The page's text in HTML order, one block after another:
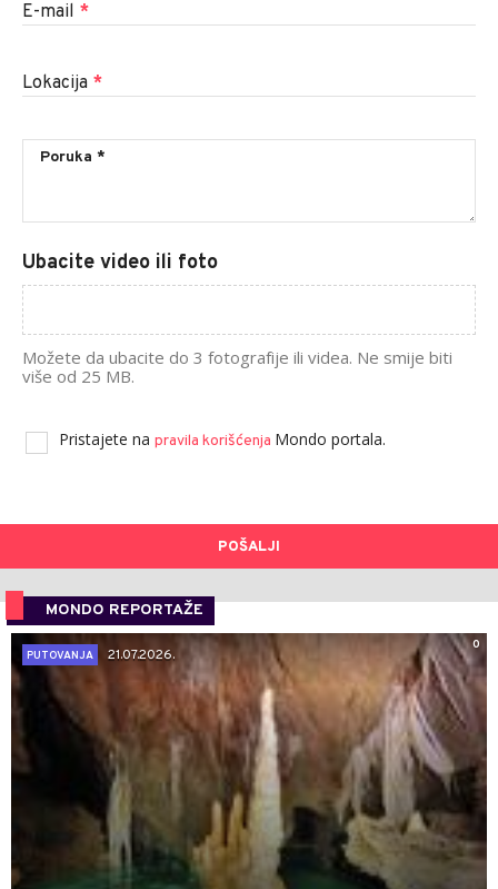
E-mail *
Lokacija *
Ubacite video ili foto
Možete da ubacite do 3 fotografije ili videa. Ne smije biti
više od 25 MB.
Pristajete na pravila korišćenja Mondo portala.
POŠALJI
MONDO REPORTAŽE
0
PUTOVANJA
21.07.2026.